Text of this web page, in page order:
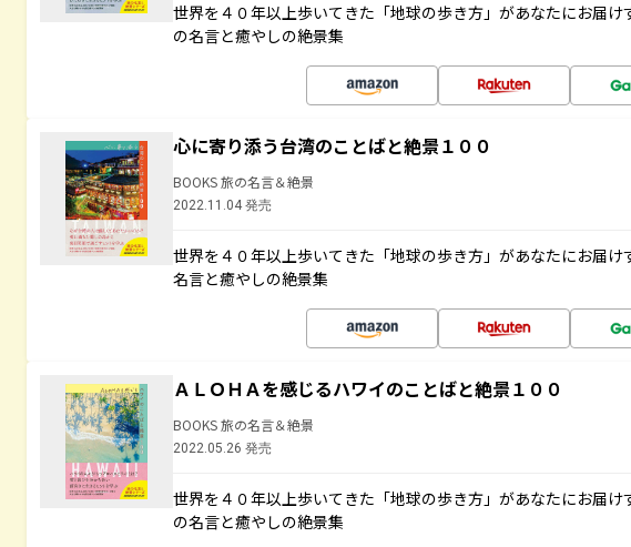
世界を４０年以上歩いてきた「地球の歩き方」があなたにお届け
の名言と癒やしの絶景集
心に寄り添う台湾のことばと絶景１００
BOOKS 旅の名言＆絶景
2022.11.04 発売
世界を４０年以上歩いてきた「地球の歩き方」があなたにお届け
名言と癒やしの絶景集
ＡＬＯＨＡを感じるハワイのことばと絶景１００
BOOKS 旅の名言＆絶景
2022.05.26 発売
世界を４０年以上歩いてきた「地球の歩き方」があなたにお届け
の名言と癒やしの絶景集